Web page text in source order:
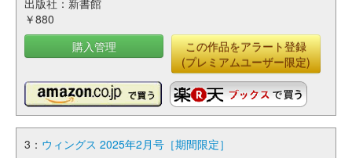
出版社：新書館
￥880
購入管理
この作品をアラート登録
(プレミアムユーザー限定)
3： ウィングス 2025年2月号［期間限定］